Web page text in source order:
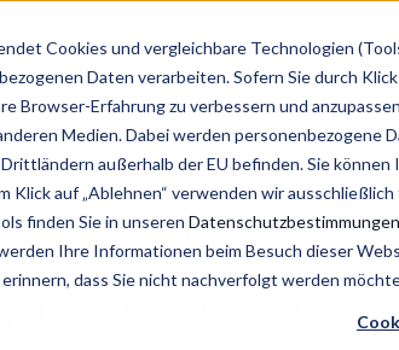
Cookies und vergleichbare Technologien
Daten verarbeiten. Sofern Sie durch
Browser-Erfahrung zu verbessern und
Medien. Dabei werden
außerhalb der EU befinden. Sie
Klick auf „Ablehnen“ verwenden wir
finden Sie in unseren Datenschutzbestimmungen
Ihre Informationen beim Besuch dieser
dass Sie nicht nachverfolgt werden
Leistungen
nach
übernimmt